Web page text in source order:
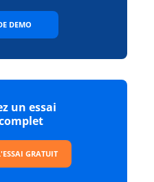
DEMO
un essai
GRATUIT